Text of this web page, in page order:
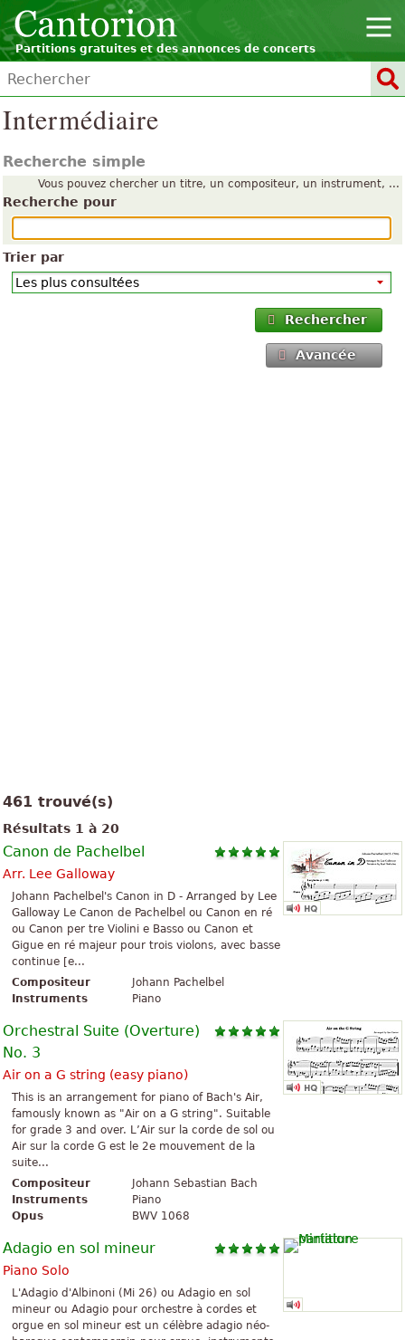
Partitions gratuites et des annonces de concerts
Intermédiaire
Recherche simple
Vous pouvez chercher un titre, un compositeur, un instrument, ...
Recherche pour
Trier par
Rechercher
Avancée
461 trouvé(s)
Résultats 1 à 20
Canon de Pachelbel
Arr. Lee Galloway
Johann Pachelbel's Canon in D - Arranged by Lee
Galloway Le Canon de Pachelbel ou Canon en ré
ou Canon per tre Violini e Basso ou Canon et
Gigue en ré majeur pour trois violons, avec basse
continue [e...
Compositeur
Johann Pachelbel
Instruments
Piano
Orchestral Suite (Overture)
No. 3
Air on a G string (easy piano)
This is an arrangement for piano of Bach's Air,
famously known as "Air on a G string". Suitable
for grade 3 and over. L’Air sur la corde de sol ou
Air sur la corde G est le 2e mouvement de la
suite...
Compositeur
Johann Sebastian Bach
Instruments
Piano
Opus
BWV 1068
Adagio en sol mineur
Piano Solo
L'Adagio d'Albinoni (Mi 26) ou Adagio en sol
mineur ou Adagio pour orchestre à cordes et
orgue en sol mineur est un célèbre adagio néo-